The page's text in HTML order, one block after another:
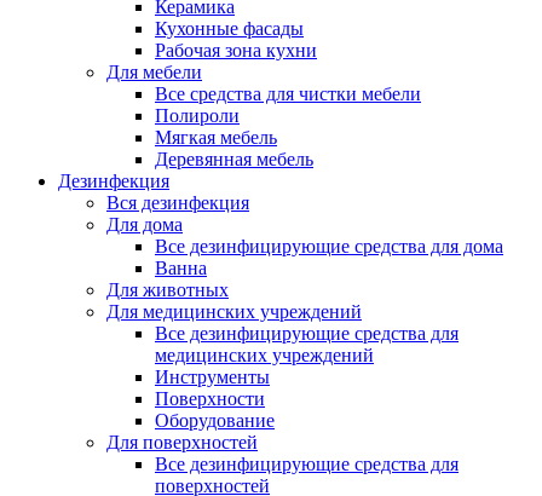
Керамика
Кухонные фасады
Рабочая зона кухни
Для мебели
Все средства для чистки мебели
Полироли
Мягкая мебель
Деревянная мебель
Дезинфекция
Вся дезинфекция
Для дома
Все дезинфицирующие средства для дома
Ванна
Для животных
Для медицинских учреждений
Все дезинфицирующие средства для
медицинских учреждений
Инструменты
Поверхности
Оборудование
Для поверхностей
Все дезинфицирующие средства для
поверхностей